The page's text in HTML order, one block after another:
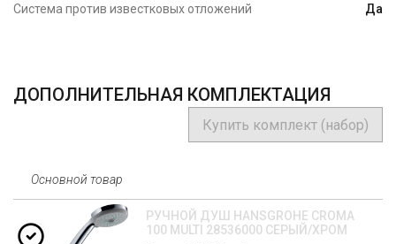
Система против известковых отложений
Да
ДОПОЛНИТЕЛЬНАЯ КОМПЛЕКТАЦИЯ
Купить комплект (набор)
Основной товар
РУЧНОЙ ДУШ HANSGROHE CROMA
100 MULTI 28536000 СЕРЫЙ/ХРОМ